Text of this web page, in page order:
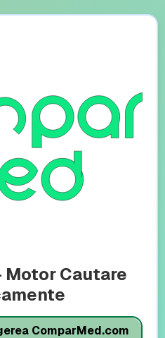
Motor Cautare
ComparMed.com